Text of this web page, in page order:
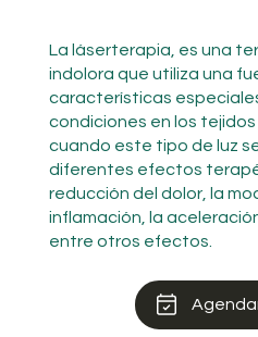
La láserterapia, es una
indolora que utiliza una
características
condiciones en los
cuando este tipo de luz
diferentes efectos
reducción del dolor, la
inflamación, la
entre otros efectos.